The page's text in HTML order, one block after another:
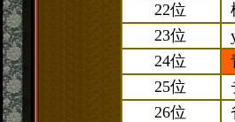
22位
23位
24位
25位
26位